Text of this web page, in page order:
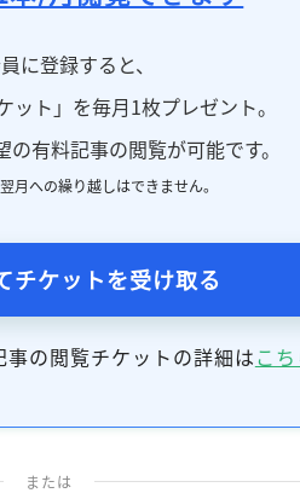
に登録すると、
ット」を毎月1枚プレゼント。
有料記事の閲覧が可能です。
月への繰り越しはできません。
チケットを受け取る
事の閲覧チケットの詳細はこち
または